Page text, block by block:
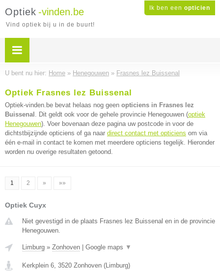
Ik ben een opticien
Optiek -vinden.be
Vind optiek bij u in de buurt!
U bent nu hier: Home » Henegouwen » Frasnes lez Buissenal
Optiek Frasnes lez Buissenal
Optiek-vinden.be bevat helaas nog geen opticiens in Frasnes lez
Buissenal . Dit geldt ook voor de gehele provincie Henegouwen (optiek
Henegouwen). Voer bovenaan deze pagina uw postcode in voor de
dichtstbijzijnde opticiens of ga naar direct contact met opticiens om via
één e-mail in contact te komen met meerdere opticiens tegelijk. Hieronder
worden nu overige resultaten getoond.
1 2 » »»
Optiek Cuyx
Niet gevestigd in de plaats Frasnes lez Buissenal en in de provincie
Henegouwen.
Limburg » Zonhoven Google maps ▼
Kerkplein 6, 3520 Zonhoven (Limburg)